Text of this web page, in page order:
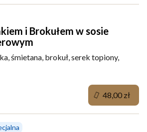
i Brokułem w sosie
śmietana, brokuł, serek topiony,